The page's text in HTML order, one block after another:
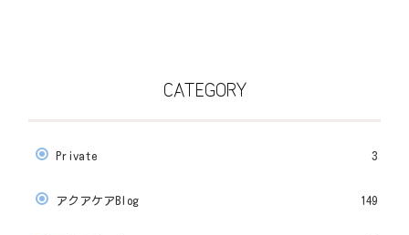
CATEGORY
Private 3
アクアケアBlog 149